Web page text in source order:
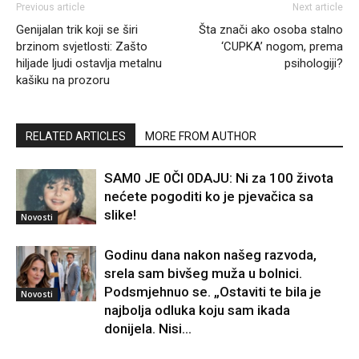
Previous article
Genijalan trik koji se širi
brzinom svjetlosti: Zašto
hiljade ljudi ostavlja metalnu
kašiku na prozoru
Next article
Šta znači ako osoba stalno
‘CUPKA’ nogom, prema
psihologiji?
RELATED ARTICLES MORE FROM AUTHOR
Novosti
SAM0 JE 0Čl 0DAJU: Ni za 100 života
nećete pogoditi ko je pjevačica sa
slike!
Novosti
Godinu dana nakon našeg razvoda,
srela sam bivšeg muža u bolnici.
Podsmjehnuo se. „Ostaviti te bila je
najbolja odluka koju sam ikada
donijela. Nisi...